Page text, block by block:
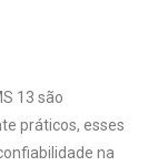
13 são
práticos, esses
na